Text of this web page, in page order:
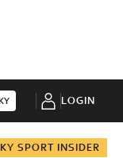
LOGIN
SPORT INSIDER